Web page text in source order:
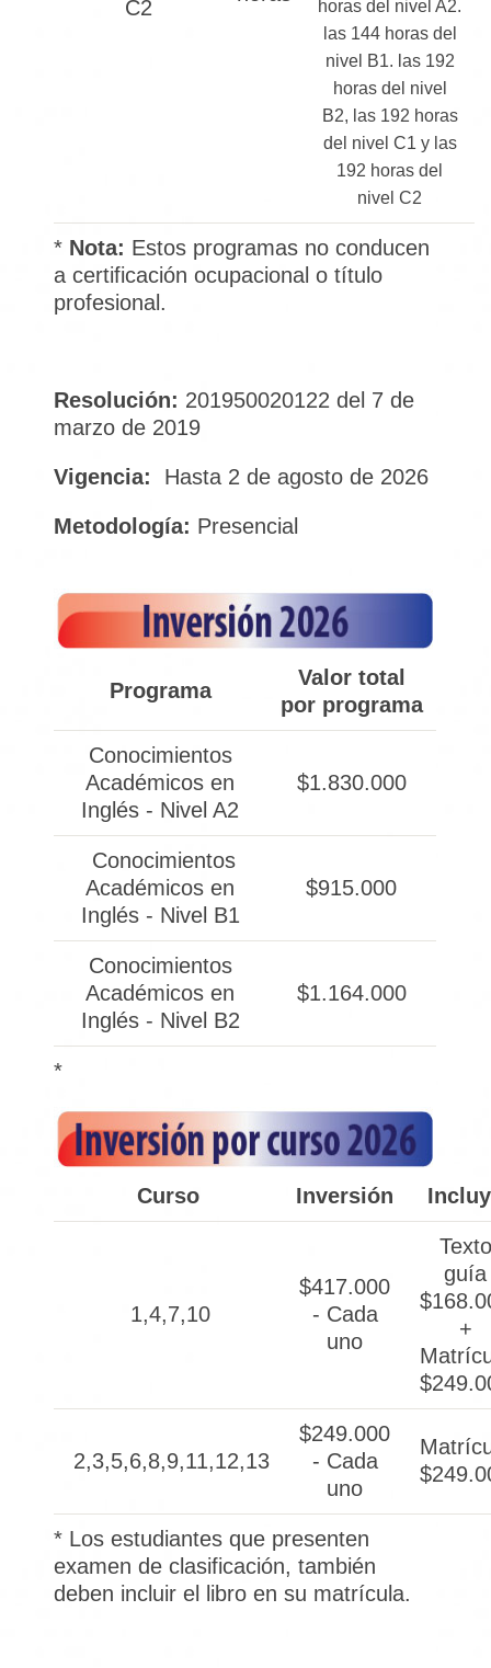
C2
horas del nivel A2.
las 144 horas del
nivel B1. las 192
horas del nivel
B2, las 192 horas
del nivel C1 y las
192 horas del
nivel C2
* Nota: Estos programas no conducen
a certificación ocupacional o título
profesional.
Resolución: 201950020122 del 7 de
marzo de 2019
Vigencia: Hasta 2 de agosto de 2026
Metodología: Presencial
Programa
Valor total
por programa
Conocimientos
Académicos en
Inglés - Nivel A2
$1.830.000
Conocimientos
Académicos en
Inglés - Nivel B1
$915.000
Conocimientos
Académicos en
Inglés - Nivel B2
$1.164.000
*
Curso Inversión
1,4,7,10
$417.000
- Cada
uno
Texto
guía
+
2,3,5,6,8,9,11,12,13
$249.000
- Cada
uno
* Los estudiantes que presenten
examen de clasificación, también
deben incluir el libro en su matrícula.